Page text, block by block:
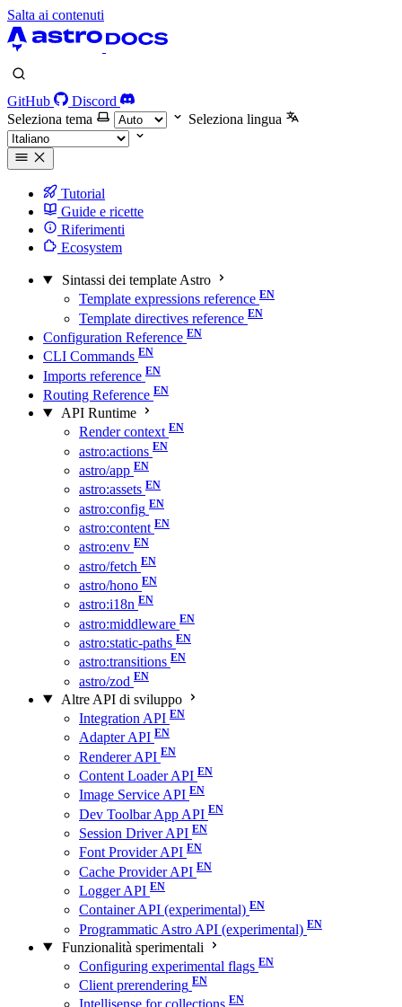
Salta ai contenuti
GitHub
Discord
Seleziona tema
Seleziona lingua
Tutorial
Guide e ricette
Riferimenti
Ecosystem
Sintassi dei template Astro
Template expressions reference
Template directives reference
Configuration Reference
CLI Commands
Imports reference
Routing Reference
API Runtime
Render context
astro:actions
astro/app
astro:assets
astro:config
astro:content
astro:env
astro/fetch
astro/hono
astro:i18n
astro:middleware
astro:static-paths
astro:transitions
astro/zod
Altre API di sviluppo
Integration API
Adapter API
Renderer API
Content Loader API
Image Service API
Dev Toolbar App API
Session Driver API
Font Provider API
Cache Provider API
Logger API
Container API (experimental)
Programmatic Astro API (experimental)
Funzionalità sperimentali
Configuring experimental flags
Client prerendering